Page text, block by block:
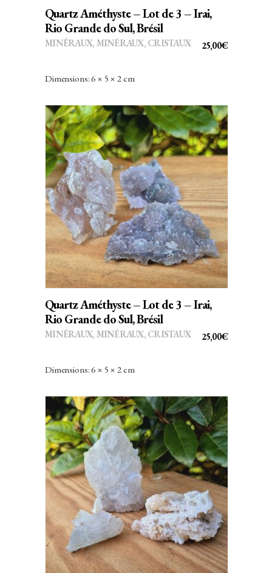
Quartz Améthyste – Lot de 3 – Irai,
Rio Grande do Sul, Brésil
25,00€
MINÉRAUX, MINÉRAUX, CRISTAUX
Dimensions: 6 × 5 × 2 cm
AJOUTER AU PANIER
Quartz Améthyste – Lot de 3 – Irai,
Rio Grande do Sul, Brésil
25,00€
MINÉRAUX, MINÉRAUX, CRISTAUX
Dimensions: 6 × 5 × 2 cm
AJOUTER AU PANIER